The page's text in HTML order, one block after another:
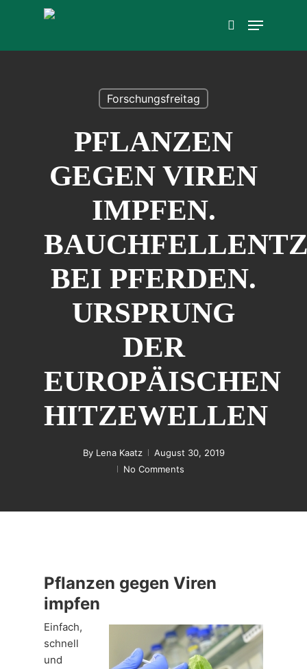
search
Menu
Forschungsfreitag
PFLANZEN
GEGEN VIREN
IMPFEN.
BEI PFERDEN.
URSPRUNG
DER
EUROPÄISCHEN
HITZEWELLEN
By Lena Kaatz
August 30, 2019
No Comments
Pflanzen gegen Viren
impfen
Einfach,
schnell
und